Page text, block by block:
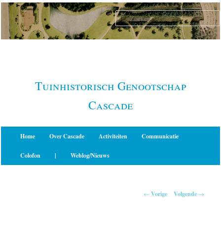
Spring
naar
primaire
Tuinhistorisch Genootschap
Cascade
Home Over Cascade Activiteiten Communicatie
Colofon | Weblog/Nieuws
← Vorige Volgende →